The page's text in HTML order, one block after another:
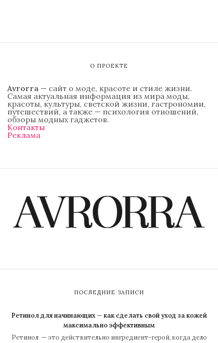
О ПРОЕКТЕ
Avrorra — сайт о моде, красоте и стиле жизни.
Самая актуальная информация из мира моды,
красоты, культуры, светской жизни, гастрономии,
путешествий, а также — психология отношений,
обзоры модных гаджетов.
Контакты
Реклама
ПОСЛЕДНИЕ ЗАПИСИ
Ретинол для начинающих — как сделать свой уход за кожей
максимально эффективным
Ретинол — это действительно ингредиент-герой, когда дело